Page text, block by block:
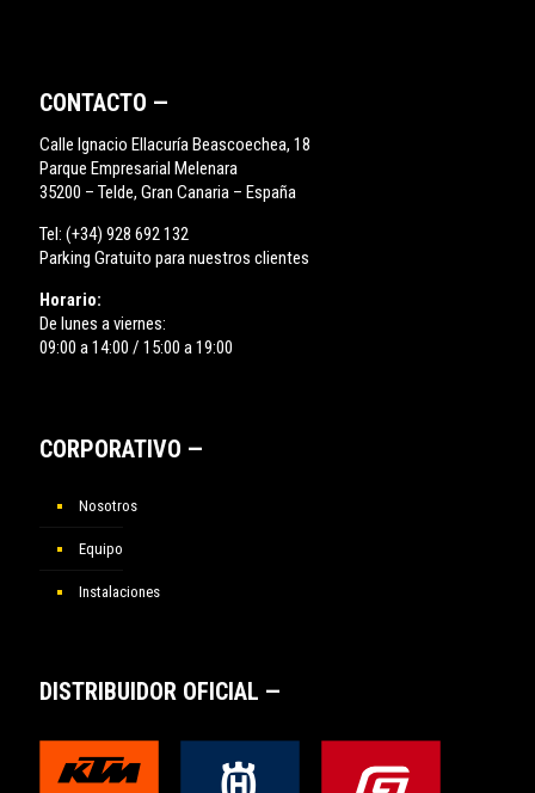
CONTACTO —
Calle Ignacio Ellacuría Beascoechea, 18
Parque Empresarial Melenara
35200 – Telde, Gran Canaria – España
Tel: (+34) 928 692 132
Parking Gratuito para nuestros clientes
Horario:
De lunes a viernes:
09:00 a 14:00 / 15:00 a 19:00
CORPORATIVO —
Nosotros
Equipo
Instalaciones
DISTRIBUIDOR OFICIAL —